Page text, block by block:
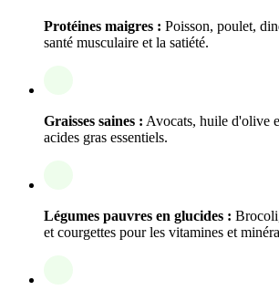
Protéines maigres : Poisson, poulet,
santé musculaire et la satiété.
Graisses saines : Avocats, huile d'olive
acides gras essentiels.
Légumes pauvres en glucides :
et courgettes pour les vitamines et